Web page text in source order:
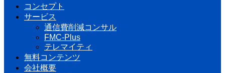
コンセプト
サービス
通信費削減コンサル
FMC-Plus
テレマイティ
無料コンテンツ
会社概要